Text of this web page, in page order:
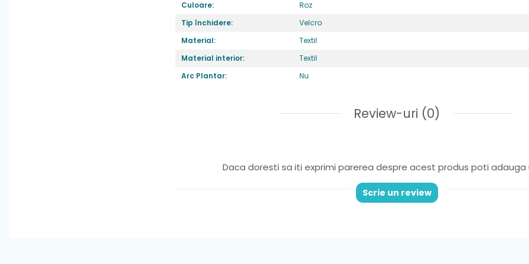
asigura ca cei mici dezvolta un mers sanatos si natural si se bucura de
copilului tău cresc.
: moale,flexibila si rezistenta la alunecare, îi permite copilului să
meargă cu încredere datorită stabilității, astfel nu exista riscul ca cei mici
Culoare:
Roz
Tip închidere:
Velcro
Material:
Textil
Material interior:
Textil
Arc Plantar:
Nu
Review-uri (0)
Daca doresti sa iti exprimi parerea despre acest produs poti adauga
Scrie un review